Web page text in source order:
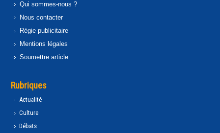
Qui sommes-nous ?
Nous contacter
Régie publicitaire
Mentions légales
Soumettre article
Rubriques
Actualité
Culture
Débats